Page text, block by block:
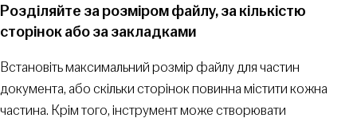
Розділяйте за розміром файлу, за кількістю
сторінок або за закладками
Встановіть максимальний розмір файлу для частин
документа, або скільки сторінок повинна містити кожна
частина. Крім того, інструмент може створювати